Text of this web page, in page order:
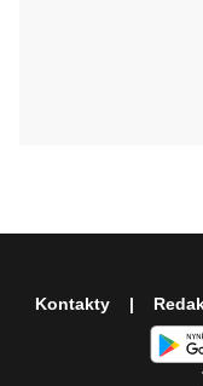
Kontakty